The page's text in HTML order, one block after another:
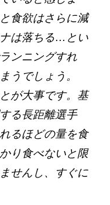
食欲はさらに減
は落ちる…とい
ンニングすれ
うでしょう。
が大事です。基
る長距離選手
るほどの量を食
り食べないと限
せんし、すぐに